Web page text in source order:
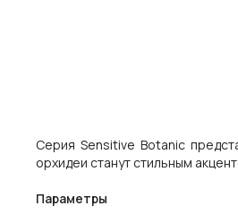
Серия Sensitive Botanic
орхидеи станут стильным
Параметры